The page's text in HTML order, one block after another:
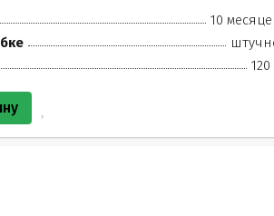
10
120